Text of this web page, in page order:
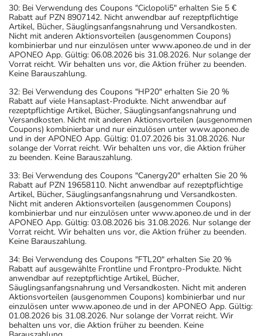
30: Bei Verwendung des Coupons "Ciclopoli5" erhalten Sie 5 €
Rabatt auf PZN 8907142. Nicht anwendbar auf rezeptpflichtige
Artikel, Bücher, Säuglingsanfangsnahrung und Versandkosten.
Nicht mit anderen Aktionsvorteilen (ausgenommen Coupons)
kombinierbar und nur einzulösen unter www.aponeo.de und in der
APONEO App. Gültig: 06.08.2026 bis 31.08.2026. Nur solange der
Vorrat reicht. Wir behalten uns vor, die Aktion früher zu beenden.
Keine Barauszahlung.
32: Bei Verwendung des Coupons "HP20" erhalten Sie 20 %
Rabatt auf viele Hansaplast-Produkte. Nicht anwendbar auf
rezeptpflichtige Artikel, Bücher, Säuglingsanfangsnahrung und
Versandkosten. Nicht mit anderen Aktionsvorteilen (ausgenommen
Coupons) kombinierbar und nur einzulösen unter www.aponeo.de
und in der APONEO App. Gültig: 01.07.2026 bis 31.08.2026. Nur
solange der Vorrat reicht. Wir behalten uns vor, die Aktion früher
zu beenden. Keine Barauszahlung.
33: Bei Verwendung des Coupons "Canergy20" erhalten Sie 20 %
Rabatt auf PZN 19658110. Nicht anwendbar auf rezeptpflichtige
Artikel, Bücher, Säuglingsanfangsnahrung und Versandkosten.
Nicht mit anderen Aktionsvorteilen (ausgenommen Coupons)
kombinierbar und nur einzulösen unter www.aponeo.de und in der
APONEO App. Gültig: 03.08.2026 bis 31.08.2026. Nur solange der
Vorrat reicht. Wir behalten uns vor, die Aktion früher zu beenden.
Keine Barauszahlung.
34: Bei Verwendung des Coupons "FTL20" erhalten Sie 20 %
Rabatt auf ausgewählte Frontline und Frontpro-Produkte. Nicht
anwendbar auf rezeptpflichtige Artikel, Bücher,
Säuglingsanfangsnahrung und Versandkosten. Nicht mit anderen
Aktionsvorteilen (ausgenommen Coupons) kombinierbar und nur
einzulösen unter www.aponeo.de und in der APONEO App. Gültig:
01.08.2026 bis 31.08.2026. Nur solange der Vorrat reicht. Wir
behalten uns vor, die Aktion früher zu beenden. Keine